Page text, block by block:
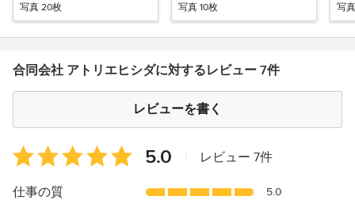
写真 20枚 写真 10枚 写
合同会社 アトリエヒシダに対するレビュー 7件
レビューを書く
平
均
評
5.0 レビュー 7件
仕事の質 5.0